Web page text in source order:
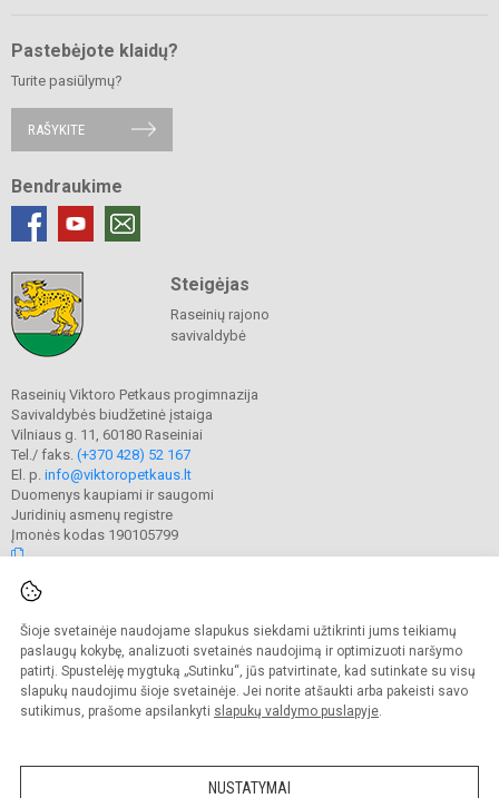
Šioje svetainėje naudojame slapukus siekdami užtikrinti jums teikiamų
paslaugų kokybę, analizuoti svetainės naudojimą ir optimizuoti naršymo
patirtį. Spustelėję mygtuką „Sutinku“, jūs patvirtinate, kad sutinkate su visų
slapukų naudojimu šioje svetainėje. Jei norite atšaukti arba pakeisti savo
sutikimus, prašome apsilankyti slapukų valdymo puslapyje.
NUSTATYMAI
Pastebėjote klaidų?
Turite pasiūlymų?
RAŠYKITE
Bendraukime
Steigėjas
Raseinių rajono
savivaldybė
Raseinių Viktoro Petkaus progimnazija
Savivaldybės biudžetinė įstaiga
Vilniaus g. 11, 60180 Raseiniai
Tel./ faks. (+370 428) 52 167
El. p. info@viktoropetkaus.lt
Duomenys kaupiami ir saugomi
Juridinių asmenų registre
Įmonės kodas 190105799
Kopijuoti turinį be raštiško mokyklos administracijos sutikimo griežtai
draudžiama.
Prieinamumo paraiška Slapukų valdymas
Sumanus būdas atnaujinti